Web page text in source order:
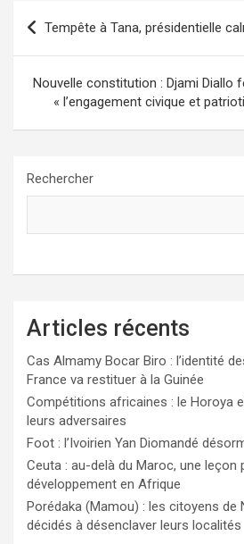
Navigation
de
l’article
Tempête à Tana, présidentielle
Nouvelle constitution : Djami Diallo
« l’engagement civique et
Rechercher
Articles récents
Cas Almamy Bocar Biro : l’identité
France va restituer à la Guinée
Compétitions africaines : le Horoya
leurs adversaires
Foot : l’Ivoirien Yan Diomandé
Ceuta : au-delà du Maroc, une leçon
développement en Afrique
Porédaka (Mamou) : les citoyens de
décidés à désenclaver leurs localités